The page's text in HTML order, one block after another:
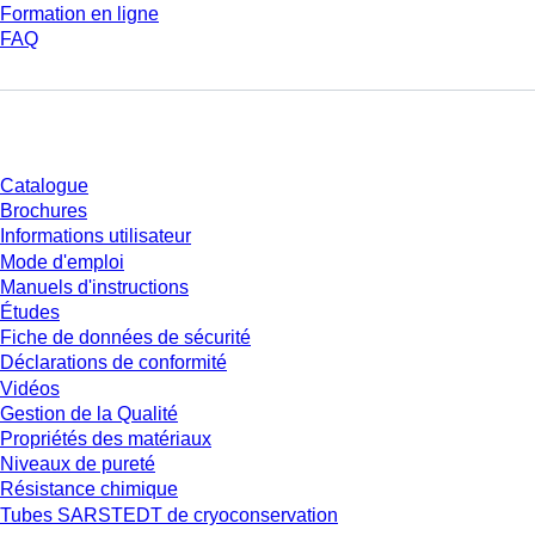
Formation en ligne
FAQ
Catalogue
Brochures
Informations utilisateur
Mode d'emploi
Manuels d'instructions
Études
Fiche de données de sécurité
Déclarations de conformité
Vidéos
Gestion de la Qualité
Propriétés des matériaux
Niveaux de pureté
Résistance chimique
Tubes SARSTEDT de cryoconservation